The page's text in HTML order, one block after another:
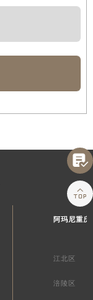
阿玛尼重
江北区
涪陵区

